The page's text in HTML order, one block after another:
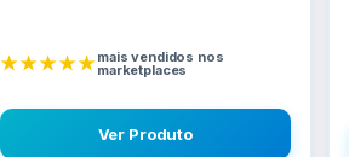
★★★★★mais vendidos nos
marketplaces
Ver Produto